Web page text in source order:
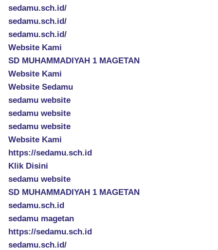
sedamu.sch.id/
sedamu.sch.id/
sedamu.sch.id/
Website Kami
SD MUHAMMADIYAH 1 MAGETAN
Website Kami
Website Sedamu
sedamu website
sedamu website
sedamu website
Website Kami
https://sedamu.sch.id
Klik Disini
sedamu website
SD MUHAMMADIYAH 1 MAGETAN
sedamu.sch.id
sedamu magetan
https://sedamu.sch.id
sedamu.sch.id/